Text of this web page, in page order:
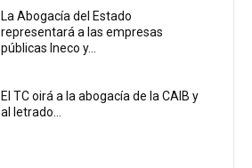
La Abogacía del Estado
representará a las empresas
públicas Ineco y...
El TC oirá a la abogacía de la CAIB y
al letrado...